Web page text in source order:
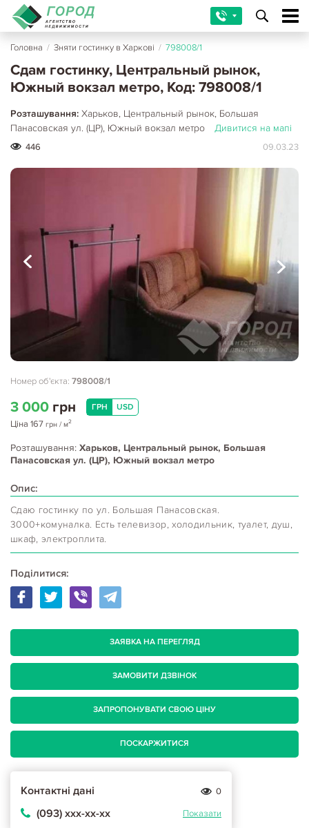
Головна / Зняти гостинку в Харкові / 798008/1
Сдам гостинку, Центральный рынок,
Южный вокзал метро, Код: 798008/1
Розташування: Харьков, Центральный рынок, Большая
Панасовская ул. (ЦР), Южный вокзал метро
Дивитися на мапі
446 09.03.23
Номер об'єкта: 798008/1
3 000 грн ГРН USD
Ціна 167 грн / м2
Розташування: Харьков, Центральный рынок, Большая
Панасовская ул. (ЦР), Южный вокзал метро
Опис:
Сдаю гостинку по ул. Большая Панасовская.
3000+комуналка. Есть телевизор, холодильник, туалет, душ,
шкаф, электроплита.
Поділитися:
ЗАЯВКА НА ПЕРЕГЛЯД
ЗАМОВИТИ ДЗВІНОК
ЗАПРОПОНУВАТИ СВОЮ ЦІНУ
ПОСКАРЖИТИСЯ
Контактні дані 0
(093) ххх-хх-хх Показати